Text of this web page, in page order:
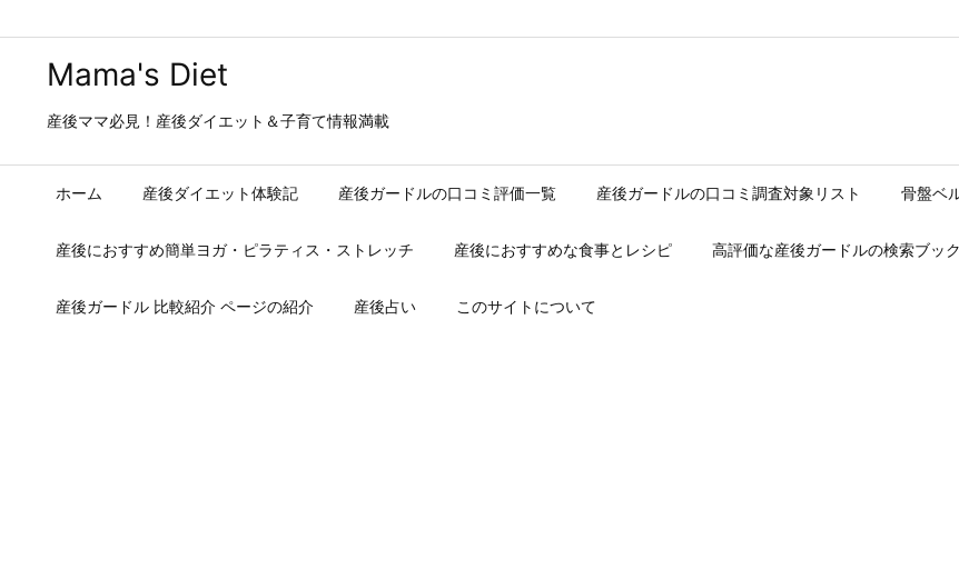
Mama's Diet
産後ママ必見！産後ダイエット＆子育て情報満載
ホーム 産後ダイエット体験記 産後ガードルの口コミ評価一覧 産後ガードルの口コミ調査対象リスト 骨盤ベ
産後におすすめ簡単ヨガ・ピラティス・ストレッチ 産後におすすめな食事とレシピ 高評価な産後ガードルの検索ブッ
産後ガードル 比較紹介 ページの紹介 産後占い このサイトについて